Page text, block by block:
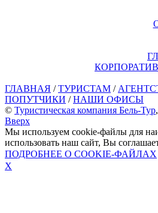
ГЛАВНАЯ /ТУРИСТАМ /
ПОПУТЧИКИ /НАШИ ОФИСЫ
© Туристическая компания Бель-Тур
Вверх
Мы используем cookie-файлы для
использовать наш сайт, Вы
ПОДРОБНЕЕ О COOKIE-ФАЙЛАХ
Х